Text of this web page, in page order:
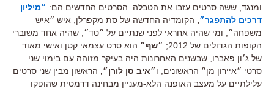
ומנגד, ששה סרטים עזבו את הטבלה. הסרטים החדשים הם: ״מיליון
דרכים להתפגר״, הקומדיה החדשה של סת מקפרלן, איש ״איש
משפחה״, ומי שהיה אחראי לפני שנתיים על ״טד״, שהיה אחד משוברי
הקופות הגדולים של 2012;
״שף״ הוא סרט עצמאי קטן ואישי מאוד
של ג׳ון פאברו, שבשנים האחרונות היה בעיקר מזוהה עם בימוי שני
סרטי ״איירון מן״ הראשונים; ו״איב סן לורן״, הראשון מבין שני סרטים
עלילתיים על מעצב האופנה הלא-מעניין מבחינה דרמטית שהופקו